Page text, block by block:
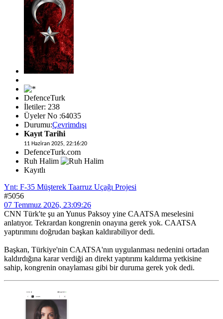
DefenceTurk
İletiler: 238
Üyeler No :64035
Durumu:Çevrimdışı
Kayıt Tarihi
11 Haziran 2025, 22:16:20
DefenceTurk.com
Ruh Halim
Kayıtlı
Ynt: F-35 Müşterek Taarruz Uçağı Projesi
#5056
07 Temmuz 2026, 23:09:26
CNN Türk'te şu an Yunus Paksoy yine CAATSA meselesini
anlatıyor. Tekrardan kongrenin onayına gerek yok. CAATSA
yaptırımını doğrudan başkan kaldırabiliyor dedi.
Başkan, Türkiye'nin CAATSA'nın uygulanması nedenini ortadan
kaldırdığına karar verdiği an direkt yaptırımı kaldırma yetkisine
sahip, kongrenin onaylaması gibi bir duruma gerek yok dedi.